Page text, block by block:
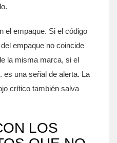
el empaque. Si el código
empaque no coincide
la misma marca, si el
es una señal de alerta. La
crítico también salva
LOS